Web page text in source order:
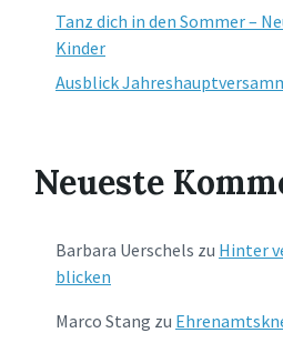
Tanz dich in den Sommer –
Kinder
Ausblick
Neueste
Barbara Uerschels zu Hinter
blicken
Marco Stang zu